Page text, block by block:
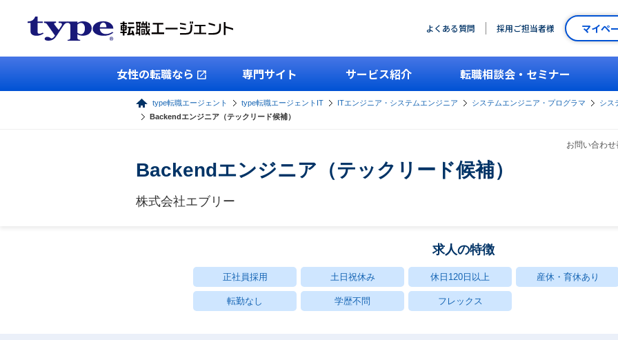
よくある質問 採用ご担当者様 マイペ
女性の転職なら 専門サイト サービス紹介 転職相談会・セミナー
type転職エージェント type転職エージェントIT ITエンジニア・システムエンジニア システムエンジニア・プログラマ
シス
Backendエンジニア（テックリード候補）
お問い合わ
Backendエンジニア（テックリード候補）
株式会社エブリー
求人の特徴
正社員採用 土日祝休み 休日120日以上 産休・育休あり
転勤なし 学歴不問 フレックス